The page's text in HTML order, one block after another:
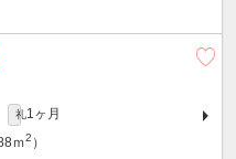
礼1ヶ月
ｍ2 ）